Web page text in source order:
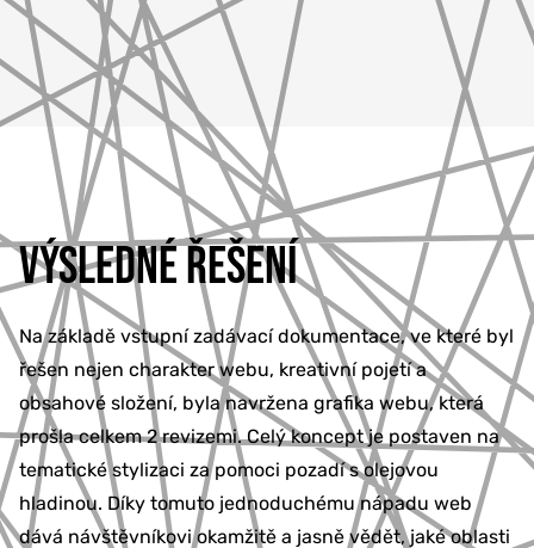
VÝSLEDNÉ ŘEŠENÍ
Na základě vstupní zadávací dokumentace, ve které byl
řešen nejen charakter webu, kreativní pojetí a
obsahové složení, byla navržena grafika webu, která
prošla celkem 2 revizemi. Celý koncept je postaven na
tematické stylizaci za pomoci pozadí s olejovou
hladinou. Díky tomuto jednoduchému nápadu web
dává návštěvníkovi okamžitě a jasně vědět, jaké oblasti